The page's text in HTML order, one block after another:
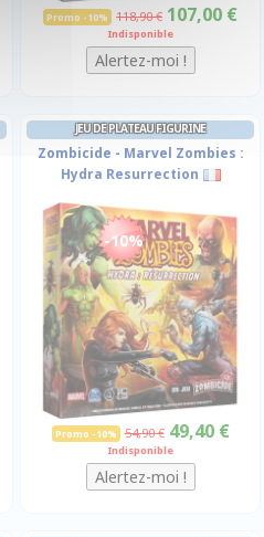
Promo -10% 118,90 € 107,00 €
Indisponible
JEU DE PLATEAU FIGURINE
Zombicide - Marvel Zombies :
Hydra Resurrection
-10%
Promo -10% 54,90 € 49,40 €
Indisponible